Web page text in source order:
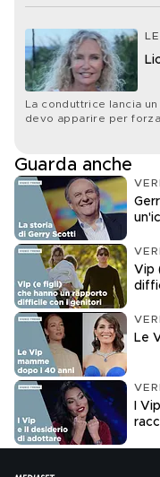
La conduttrice lancia
devo apparire per
Guarda anche
Vip
Le
I